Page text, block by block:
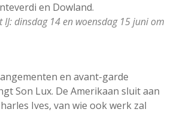
en Dowland.
IJ: dinsdag 14 en woensdag 15 juni om
en avant-garde
Son Lux. De Amerikaan sluit aan
Ives, van wie ook werk zal